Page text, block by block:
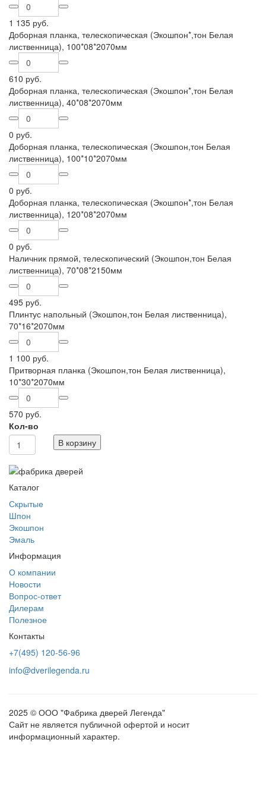
1 135 руб.
Доборная планка, телескопическая (Экошпон*,тон Белая
лиственница), 100*08*2070мм
610 руб.
Доборная планка, телескопическая (Экошпон*,тон Белая
лиственница), 40*08*2070мм
0 руб.
Доборная планка, телескопическая (Экошпон,тон Белая
лиственница), 100*10*2070мм
0 руб.
Доборная планка, телескопическая (Экошпон*,тон Белая
лиственница), 120*08*2070мм
0 руб.
Наличник прямой, телескопический (Экошпон,тон Белая
лиственница), 70*08*2150мм
495 руб.
Плинтус напольный (Экошпон,тон Белая лиственница),
70*16*2070мм
1 100 руб.
Притворная планка (Экошпон,тон Белая лиственница),
10*30*2070мм
570 руб.
Кол-во
В корзину
Каталог
Скрытые
Шпон
Экошпон
Эмаль
Информация
О компании
Новости
Вопрос-ответ
Дилерам
Полезное
Контакты
+7(495) 120-56-96
info@dverilegenda.ru
2025 © ООО "Фабрика дверей Легенда"
Сайт не является публичной офертой и носит
информационный характер.